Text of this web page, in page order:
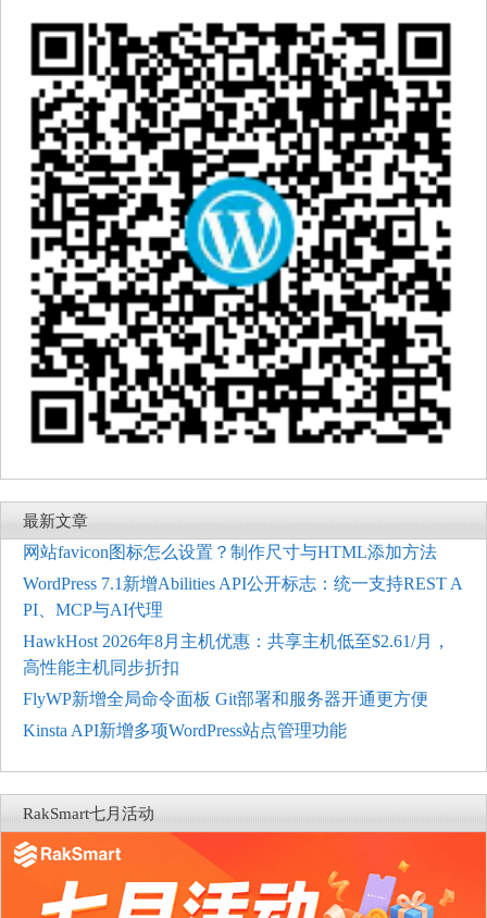
最新文章
网站favicon图标怎么设置？制作尺寸与HTML添加方法
WordPress 7.1新增Abilities API公开标志：统一支持REST A
PI、MCP与AI代理
HawkHost 2026年8月主机优惠：共享主机低至$2.61/月，
高性能主机同步折扣
FlyWP新增全局命令面板 Git部署和服务器开通更方便
Kinsta API新增多项WordPress站点管理功能
RakSmart七月活动